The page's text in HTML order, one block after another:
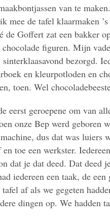
van te
mee de tafel klaarmaken
de Goffert zat een bakker
figuren. Mijn
bezorgd.
en kleurpotloden en
toen. Wel
eerst geroepene om van
onze Bep werd geboren
dus dat was luiers
toe een werkster.
dat je dat deed. Dat deed
iedereen een taak, de een
af als we gegeten
dingen op. We hadden